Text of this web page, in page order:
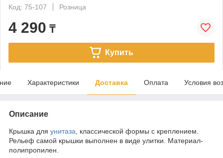
Код: 75-107
Розница
4 290 ₸
Купить
Характеристики Доставка Оплата Условия
Описание
Крышка для унитаза , классической формы с креплением.
Рельеф самой крышки выполнен в виде улитки. Материал-
полипропилен.